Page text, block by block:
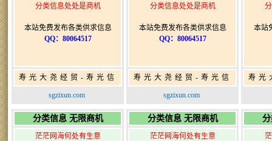
分类信息处处是商机
本站免费发布各类供求信息
QQ：80064517
寿光大尧经贸-寿光信
息网-免费信息发布网-
sgzixun.com
分类信息处处是商机
本站免费发布各类供求信息
QQ：80064517
寿光大尧经贸-寿光信
息网-免费信息发布网-
sgzixun.com
本站
寿光
分类信息 无限商机
茫茫网海何处有生意
分类信息 无限商机
茫茫网海何处有生意